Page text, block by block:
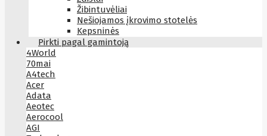
Žibintuvėliai
Nešiojamos įkrovimo stotelės
Kepsninės
Pirkti pagal gamintoją
4World
70mai
A4tech
Acer
Adata
Aeotec
Aerocool
AGI